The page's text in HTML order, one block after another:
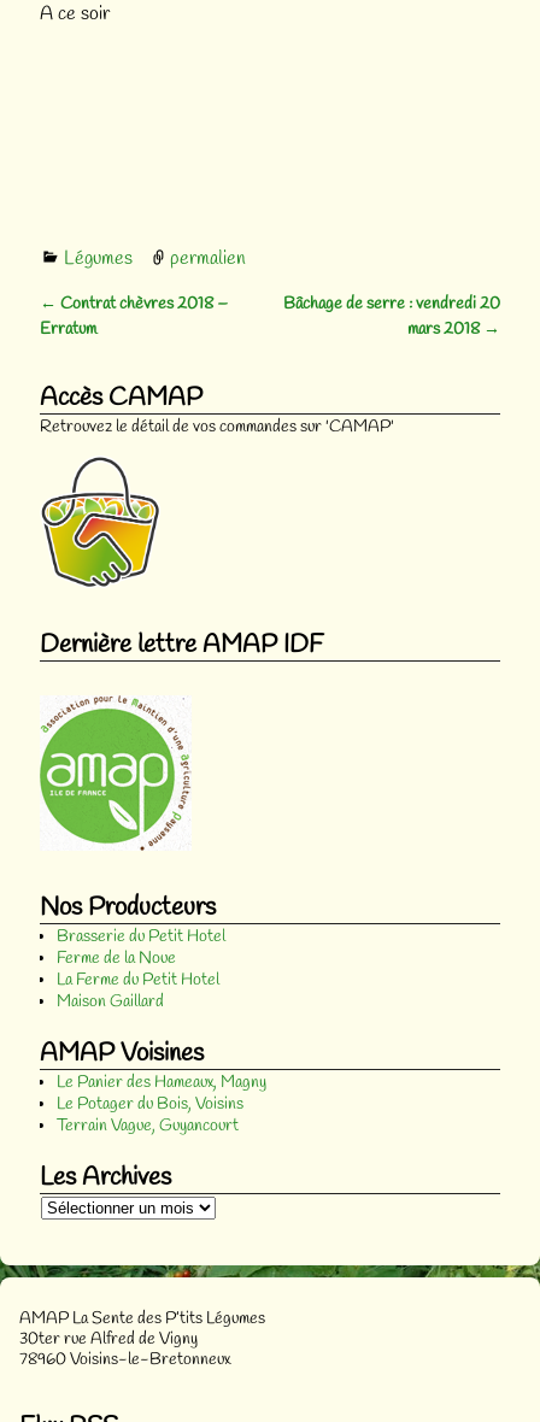
A ce soir
Légumes permalien
Navigation des articles
← Contrat chèvres 2018 –
Erratum
Bâchage de serre : vendredi 20
mars 2018 →
Accès CAMAP
Retrouvez le détail de vos commandes sur 'CAMAP'
Dernière lettre AMAP IDF
Nos Producteurs
Brasserie du Petit Hotel
Ferme de la Noue
La Ferme du Petit Hotel
Maison Gaillard
AMAP Voisines
Le Panier des Hameaux, Magny
Le Potager du Bois, Voisins
Terrain Vague, Guyancourt
Les Archives
AMAP La Sente des P’tits Légumes
30ter rue Alfred de Vigny
78960 Voisins-le-Bretonneux